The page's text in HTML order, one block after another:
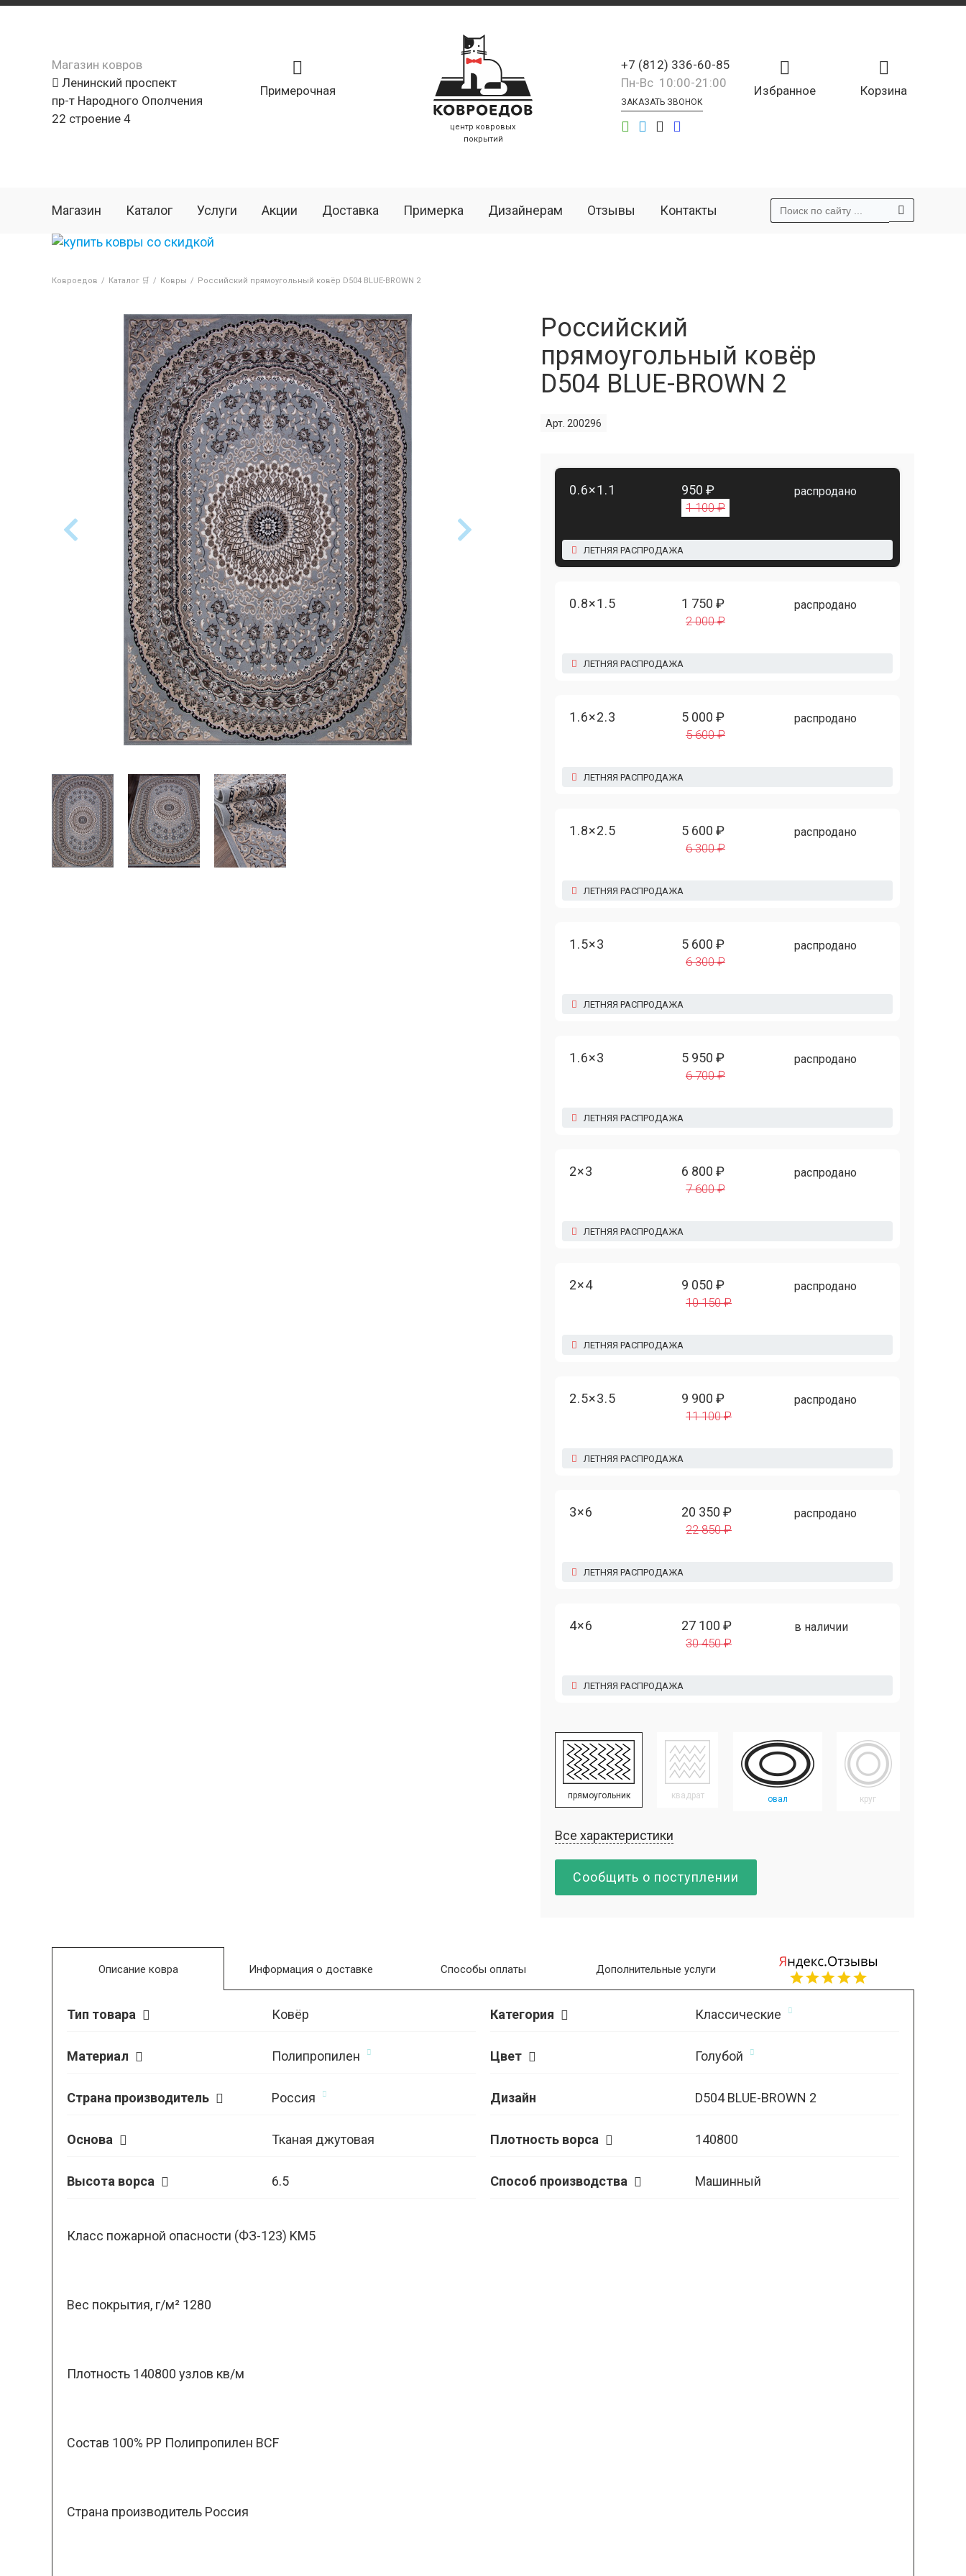
Магазин ковров
Ленинский проспект
пр-т Народного Ополчения
22 строение 4
Примерочная
центр ковровых
покрытий
Корзина
Избранное
+7 (812) 336-60-85
Пн-Вс 10:00-21:00
ЗАКАЗАТЬ ЗВОНОК
Магазин Каталог Услуги Акции Доставка Примерка Дизайнерам Отзывы Контакты
Ковроедов / Каталог 🛒 / Ковры / Российский прямоугольный ковёр D504 BLUE-BROWN 2
Российский
прямоугольный ковёр
D504 BLUE-BROWN 2
Арт. 200296
0.6×1.1 950 ₽
1 100 ₽
распродано
ЛЕТНЯЯ РАСПРОДАЖА
0.8×1.5 1 750 ₽
2 000 ₽
распродано
ЛЕТНЯЯ РАСПРОДАЖА
1.6×2.3 5 000 ₽
5 600 ₽
распродано
ЛЕТНЯЯ РАСПРОДАЖА
1.8×2.5 5 600 ₽
6 300 ₽
распродано
ЛЕТНЯЯ РАСПРОДАЖА
1.5×3 5 600 ₽
6 300 ₽
распродано
ЛЕТНЯЯ РАСПРОДАЖА
1.6×3 5 950 ₽
6 700 ₽
распродано
ЛЕТНЯЯ РАСПРОДАЖА
2×3 6 800 ₽
7 600 ₽
распродано
ЛЕТНЯЯ РАСПРОДАЖА
2×4 9 050 ₽
10 150 ₽
распродано
ЛЕТНЯЯ РАСПРОДАЖА
2.5×3.5 9 900 ₽
11 100 ₽
распродано
ЛЕТНЯЯ РАСПРОДАЖА
3×6 20 350 ₽
22 850 ₽
распродано
ЛЕТНЯЯ РАСПРОДАЖА
4×6 27 100 ₽
30 450 ₽
в наличии
ЛЕТНЯЯ РАСПРОДАЖА
прямоугольник квадрат овал круг
Все характеристики
Сообщить о поступлении
Описание ковра
Тип товара Ковёр Категория Классические
Материал Полипропилен Цвет Голубой
Страна производитель Россия Дизайн D504 BLUE-BROWN 2
Основа Тканая джутовая Плотность ворса 140800
Высота ворса 6.5 Способ производства Машинный
Класс пожарной опасности (ФЗ-123) KM5
Вес покрытия, г/м² 1280
Плотность 140800 узлов кв/м
Состав 100% PP Полипропилен BCF
Страна производитель Россия
Информация о доставке Способы оплаты Дополнительные услуги